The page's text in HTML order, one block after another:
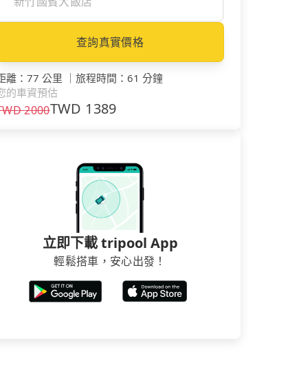
查詢真實價格
離 ： 77 公里 ｜ 旅程時間 ： 61 分鐘
的車資預估
2000TWD 1389
立即下載 tripool App
輕鬆搭車，安心出發！